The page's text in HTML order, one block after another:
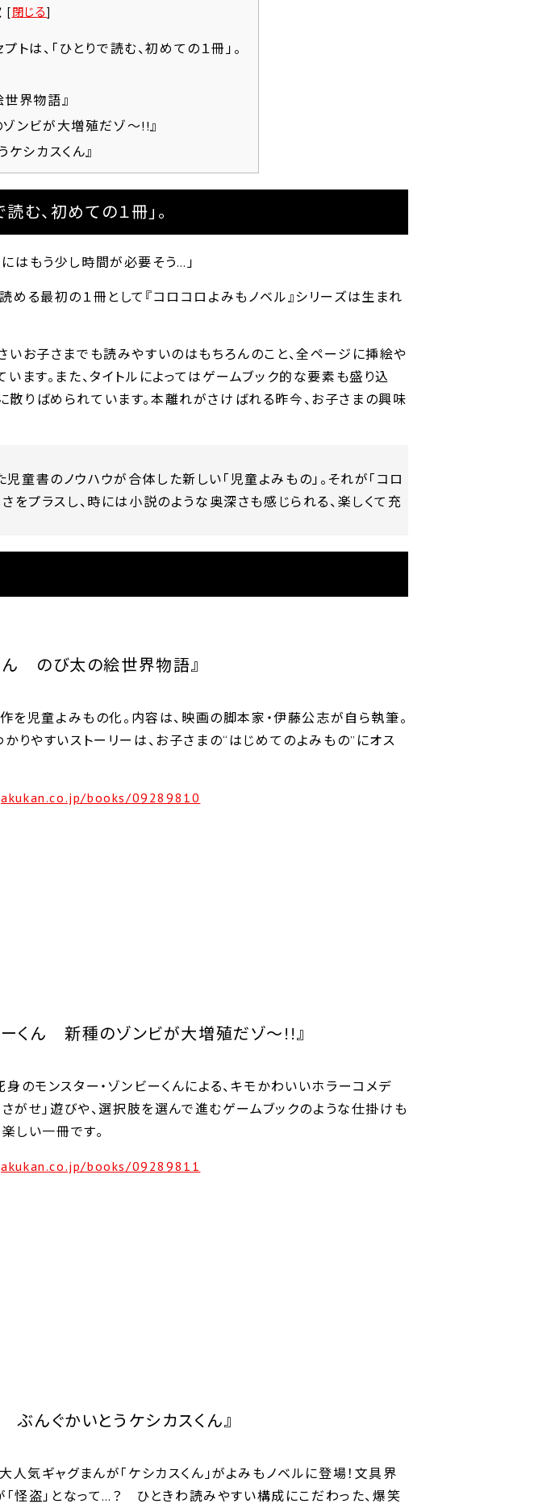
[閉じる]
トは、「ひとりで読む、初めての１冊」。
界物語』
ンビが大増殖だゾ～!!』
シカスくん』
む、初めての１冊」。
はもう少し時間が必要そう…」
る最初の１冊として『コロコロよみもノベル』シリーズは生まれ
お子さまでも読みやすいのはもちろんのこと、全ページに挿絵や
ます。また、タイトルによってはゲームブック的な要素も盛り込
りばめられています。本離れがさけばれる昨今、お子さまの興味
書のノウハウが合体した新しい「児童よみもの」。それが「コロ
をプラスし、時には小説のような奥深さも感じられる、楽しくて充
ん のび太の絵世界物語』
児童よみもの化。内容は、映画の脚本家・伊藤公志が自ら執筆。
りやすいストーリーは、お子さまの“はじめてのよみもの”にオス
books/09289810
ーくん 新種のゾンビが大増殖だゾ～!!』
のモンスター・ゾンビーくんによる、キモかわいいホラーコメデ
さがせ」遊びや、選択肢を選んで進むゲームブックのような仕掛けも
楽しい一冊です｡
books/09289811
ぶんぐかいとうケシカスくん』
人気ギャグまんが「ケシカスくん」がよみもノベルに登場！文具界
「怪盗」となって…？ ひときわ読みやすい構成にこだわった、爆笑